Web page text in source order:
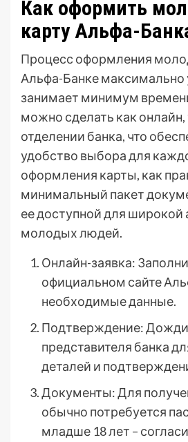
Как оформить
карту Альфа-
Процесс оформления
Альфа-Банке максимально
занимает минимум
можно сделать как онлайн,
отделении банка, что
удобство выбора для
оформления карты, как
минимальный пакет
ее доступной для широкой
молодых людей.
Онлайн-заявка:
официальном сайте
необходимые данные.
Подтверждение:
представителя банка
деталей и
Документы: Для
обычно потребуется
младше 18 лет –